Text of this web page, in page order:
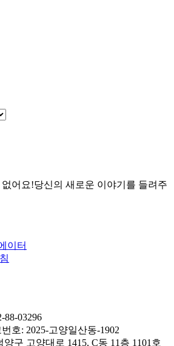
어요!당신의 새로운 이야기를 들려주
이터
88-03296
호: 2025-고양일산동-1902
구 고양대로 1415, C동 11층 1101호